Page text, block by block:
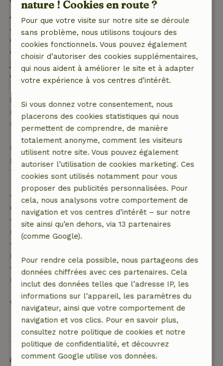
Annulation gratuite dans les 7 jours
Annulation gratuite dans les 7 jours suivant la
confirmation de ta réservation, à condition que la
demande de réservation ait été effectuée plus de 28
jours avant la date de début. Pour les réservations
dont la date de début est dans les 28 jours,
l'annulation gratuite s'applique dans les 24 heures.
Si tu annules dans le délai indiqué, tu as droit à un
remboursement intégral du montant de la
réservation.
Passé ce délai, tu recevras un remboursement
partiel du coût du séjour et un remboursement à
100 % de l'acompte :
• Jusqu'à 42 jours avant l'arrivée : remboursement
de 70 %
• Entre 42 et 28 jours avant l'arrivée :
remboursement de 40 %
• De 28 jours avant l'arrivée jusqu'au jour même :
remboursement de 10 %
• Le jour de l'arrivée ou après : aucun
remboursement
Voir tout
Durabilité
Hors réseau ou alimenté par une énergie 100 %
nature ! Cookies en route ?
Pour que votre visite sur notre site se déroule
sans problème, nous utilisons toujours des
cookies fonctionnels. Vous pouvez également
choisir d’autoriser des cookies supplémentaires,
qui nous aident à améliorer le site et à adapter
votre expérience à vos centres d’intérêt.
Si vous donnez votre consentement, nous
placerons des cookies statistiques qui nous
permettent de comprendre, de manière
totalement anonyme, comment les visiteurs
utilisent notre site. Vous pouvez également
autoriser l’utilisation de cookies marketing. Ces
cookies sont utilisés notamment pour vous
proposer des publicités personnalisées. Pour
cela, nous analysons votre comportement de
navigation et vos centres d’intérêt – sur notre
site ainsi qu’en dehors, via 13 partenaires
(comme Google).
Pour rendre cela possible, nous partageons des
données chiffrées avec ces partenaires. Cela
inclut des données telles que l’adresse IP, les
informations sur l’appareil, les paramètres du
navigateur, ainsi que votre comportement de
navigation et vos clics. Pour en savoir plus,
consultez notre politique de cookies et notre
politique de confidentialité, et découvrez
comment Google utilise vos données.